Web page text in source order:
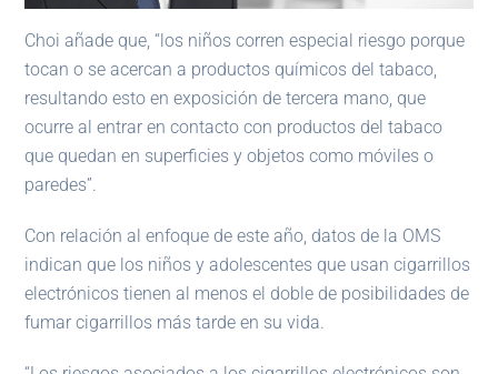
Choi añade que, “los niños corren especial riesgo porque
tocan o se acercan a productos químicos del tabaco,
resultando esto en exposición de tercera mano, que
ocurre al entrar en contacto con productos del tabaco
que quedan en superficies y objetos como móviles o
paredes”.
Con relación al enfoque de este año, datos de la OMS
indican que los niños y adolescentes que usan cigarrillos
electrónicos tienen al menos el doble de posibilidades de
fumar cigarrillos más tarde en su vida.